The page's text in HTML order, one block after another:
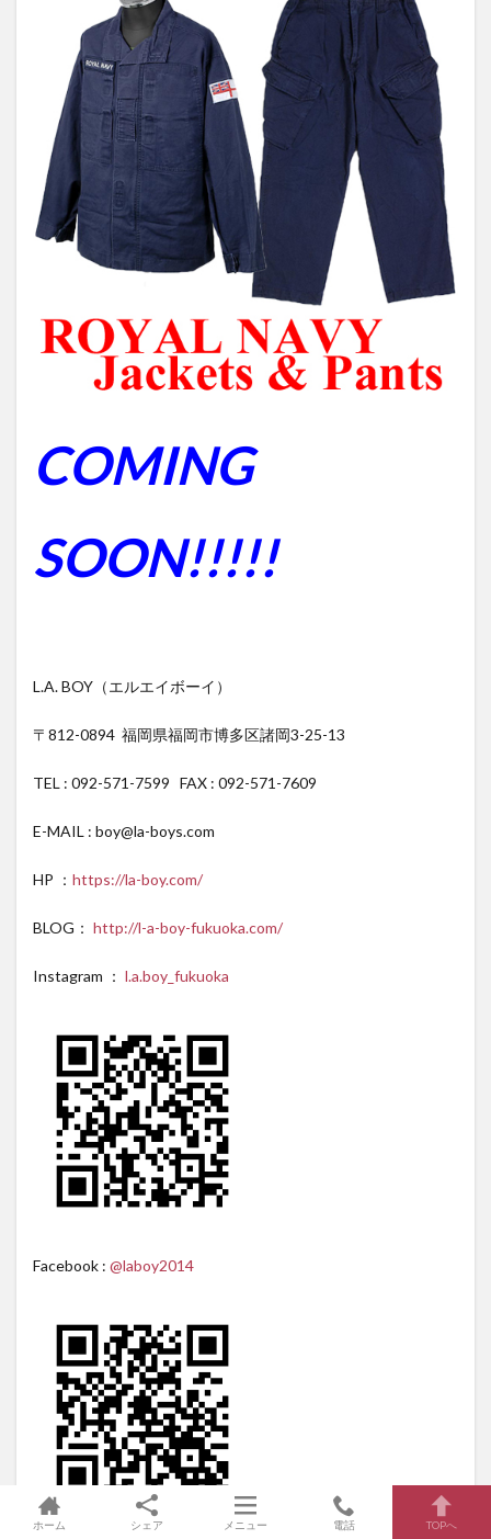
COMING
SOON!!!!!
L.A. BOY（エルエイボーイ）
〒812-0894 福岡県福岡市博多区諸岡3-25-13
TEL : 092-571-7599 FAX : 092-571-7609
E-MAIL : boy@la-boys.com
HP ： https://la-boy.com/
BLOG： http://l-a-boy-fukuoka.com/
Instagram ： l.a.boy_fukuoka
Facebook : @laboy2014
ホーム シェア メニュー 電話 TOPへ